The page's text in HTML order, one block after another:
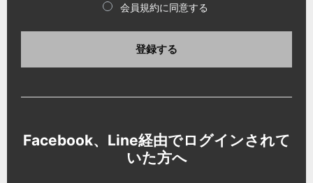
会員規約に同意する
登録する
Facebook、Line経由でログインされて
いた方へ